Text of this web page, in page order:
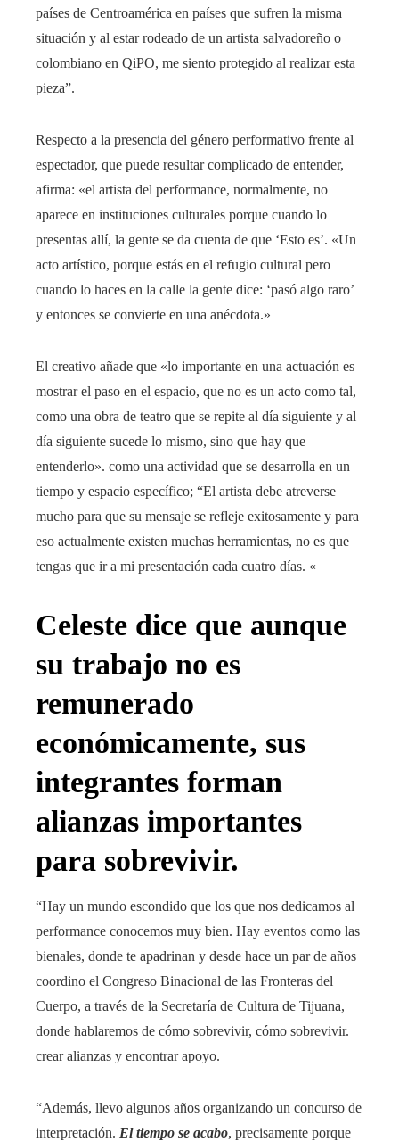
países de Centroamérica en países que sufren la misma
situación y al estar rodeado de un artista salvadoreño o
colombiano en QiPO, me siento protegido al realizar esta
pieza”.
Respecto a la presencia del género performativo frente al
espectador, que puede resultar complicado de entender,
afirma: «el artista del performance, normalmente, no
aparece en instituciones culturales porque cuando lo
presentas allí, la gente se da cuenta de que ‘Esto es’. «Un
acto artístico, porque estás en el refugio cultural pero
cuando lo haces en la calle la gente dice: ‘pasó algo raro’
y entonces se convierte en una anécdota.»
El creativo añade que «lo importante en una actuación es
mostrar el paso en el espacio, que no es un acto como tal,
como una obra de teatro que se repite al día siguiente y al
día siguiente sucede lo mismo, sino que hay que
entenderlo». como una actividad que se desarrolla en un
tiempo y espacio específico; “El artista debe atreverse
mucho para que su mensaje se refleje exitosamente y para
eso actualmente existen muchas herramientas, no es que
tengas que ir a mi presentación cada cuatro días. «
Celeste dice que aunque
su trabajo no es
remunerado
económicamente, sus
integrantes forman
alianzas importantes
para sobrevivir.
“Hay un mundo escondido que los que nos dedicamos al
performance conocemos muy bien. Hay eventos como las
bienales, donde te apadrinan y desde hace un par de años
coordino el Congreso Binacional de las Fronteras del
Cuerpo, a través de la Secretaría de Cultura de Tijuana,
donde hablaremos de cómo sobrevivir, cómo sobrevivir.
crear alianzas y encontrar apoyo.
“Además, llevo algunos años organizando un concurso de
interpretación. El tiempo se acabo, precisamente porque